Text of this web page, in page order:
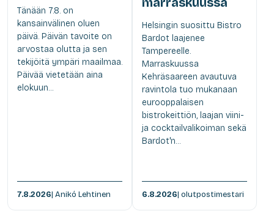
Tänään 7.8. on
kansainvälinen oluen
päivä. Päivän tavoite on
arvostaa olutta ja sen
tekijöitä ympäri maailmaa.
Päivää vietetään aina
elokuun...
7.8.2026| Anikó Lehtinen
Helsingin suosittu Bistro
Bardot laajenee
Tampereelle.
Marraskuussa
Kehräsaareen avautuva
ravintola tuo mukanaan
eurooppalaisen
bistrokeittiön, laajan viini-
ja cocktailvalikoiman sekä
Bardot'n...
6.8.2026| olutpostimestari